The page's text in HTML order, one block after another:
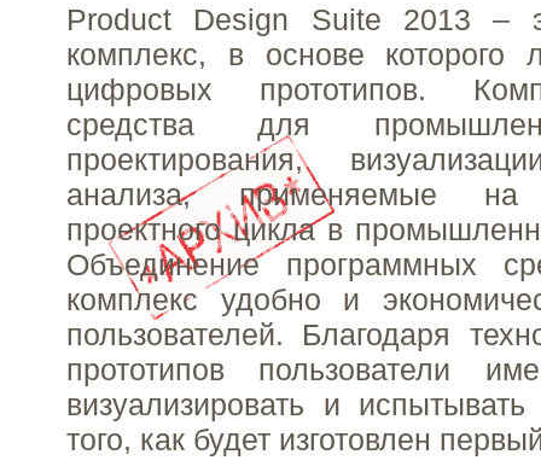
Product Design Suite 2013 –
комплекс, в основе которого
цифровых прототипов.
средства для
проектирования,
анализа, применяемые
проектного цикла в
Объединение программных
комплекс удобно и
пользователей. Благодаря
прототипов пользователи
визуализировать и
того, как будет изготовлен